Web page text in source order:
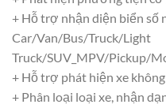
+ Hỗ trợ nhận diện biển số
Car/Van/Bus/Truck/Light
Truck/SUV_MPV/Pickup/
+ Hỗ trợ phát hiện xe
+ Phân loại loại xe, nhận